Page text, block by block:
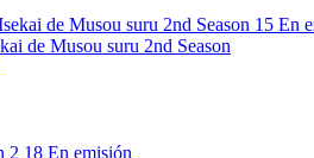
15 En
de Musou suru 2nd Season
18 En emisión